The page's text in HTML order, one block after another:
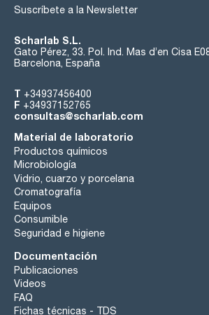
Suscríbete a la Newsletter
Scharlab S.L.
Gato Pérez, 33. Pol. Ind. Mas d’en Cisa
Barcelona, España
T +34937456400
F +34937152765
consultas@scharlab.com
Material de laboratorio
Productos químicos
Microbiología
Vidrio, cuarzo y porcelana
Cromatografía
Equipos
Consumible
Seguridad e higiene
Documentación
Publicaciones
Videos
FAQ
Fichas técnicas - TDS